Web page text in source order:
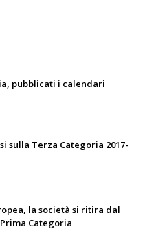
pubblicati i calendari
sulla Terza Categoria 2017-
la società si ritira dal
Categoria